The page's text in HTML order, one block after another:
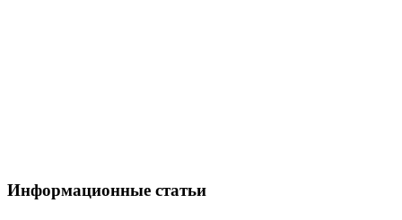
Информационные статьи